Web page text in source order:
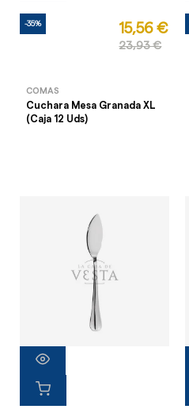
-35% 15,56 €
23,93 €
COMAS
Cuchara Mesa Granada XL
(Caja 12 Uds)